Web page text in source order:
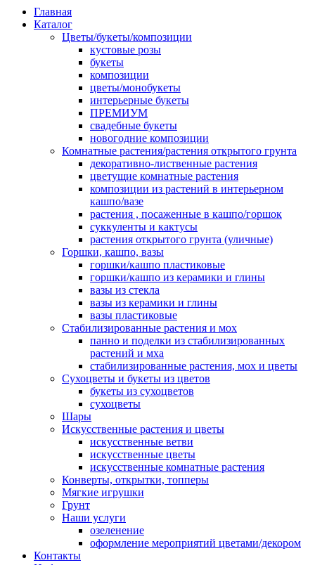
Главная
Каталог
Цветы/букеты/композиции
кустовые розы
букеты
композиции
цветы/монобукеты
интерьерные букеты
ПРЕМИУМ
свадебные букеты
новогодние композиции
Комнатные растения/растения открытого грунта
декоративно-лиственные растения
цветущие комнатные растения
композиции из растений в интерьерном
кашпо/вазе
растения , посаженные в кашпо/горшок
суккуленты и кактусы
растения открытого грунта (уличные)
Горшки, кашпо, вазы
горшки/кашпо пластиковые
горшки/кашпо из керамики и глины
вазы из стекла
вазы из керамики и глины
вазы пластиковые
Стабилизированные растения и мох
панно и поделки из стабилизированных
растений и мха
стабилизированные растения, мох и цветы
Сухоцветы и букеты из цветов
букеты из сухоцветов
сухоцветы
Шары
Искусственные растения и цветы
искусственные ветви
искусственные цветы
искусственные комнатные растения
Конверты, открытки, топперы
Мягкие игрушки
Грунт
Наши услуги
озеленение
оформление мероприятий цветами/декором
Контакты